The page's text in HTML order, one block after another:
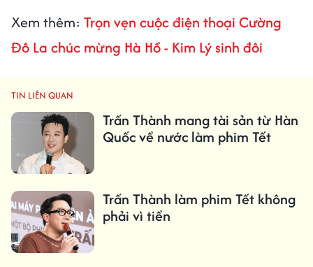
Xem thêm: Trọn vẹn cuộc điện thoại Cường
Đô La chúc mừng Hà Hồ - Kim Lý sinh đôi
TIN LIÊN QUAN
Trấn Thành mang tài sản từ Hàn
Quốc về nước làm phim Tết
Trấn Thành làm phim Tết không
phải vì tiền